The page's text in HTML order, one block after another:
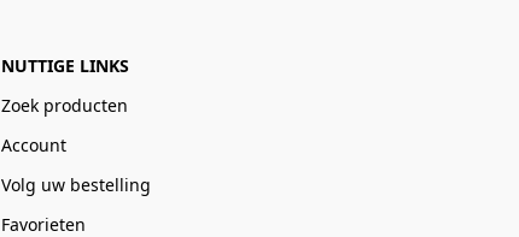
NUTTIGE LINKS
Zoek producten
Account
Volg uw bestelling
Favorieten